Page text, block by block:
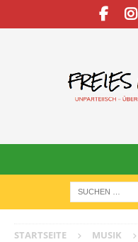
STARTSEITE MUSIK